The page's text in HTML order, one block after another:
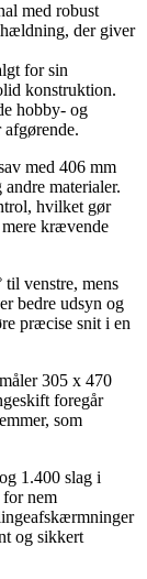
med robust
der giver
for sin
konstruktion.
hobby- og
med 406 mm
materialer.
hvilket gør
krævende
venstre, mens
bedre udsyn og
præcise snit i en
305 x 470
foregår
som
1.400 slag i
for nem
og sikkert